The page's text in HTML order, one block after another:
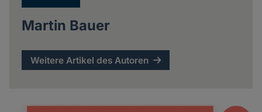
Martin Bauer
Weitere Artikel des Autoren